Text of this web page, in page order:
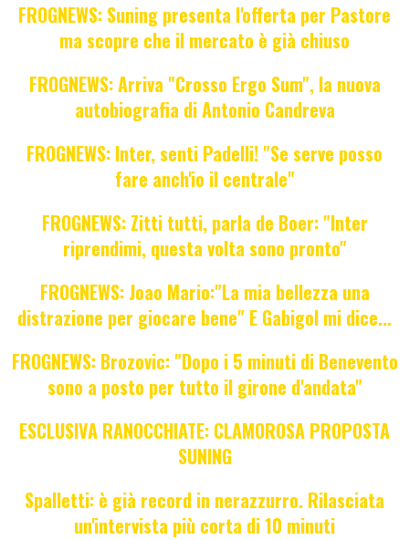
FROGNEWS: Suning presenta l'offerta per Pastore
ma scopre che il mercato è già chiuso
FROGNEWS: Arriva "Crosso Ergo Sum", la nuova
autobiografia di Antonio Candreva
FROGNEWS: Inter, senti Padelli! "Se serve posso
fare anch'io il centrale"
FROGNEWS: Zitti tutti, parla de Boer: "Inter
riprendimi, questa volta sono pronto"
FROGNEWS: Joao Mario:"La mia bellezza una
distrazione per giocare bene" E Gabigol mi dice...
FROGNEWS: Brozovic: "Dopo i 5 minuti di Benevento
sono a posto per tutto il girone d'andata"
ESCLUSIVA RANOCCHIATE: CLAMOROSA PROPOSTA
SUNING
Spalletti: è già record in nerazzurro. Rilasciata
un'intervista più corta di 10 minuti